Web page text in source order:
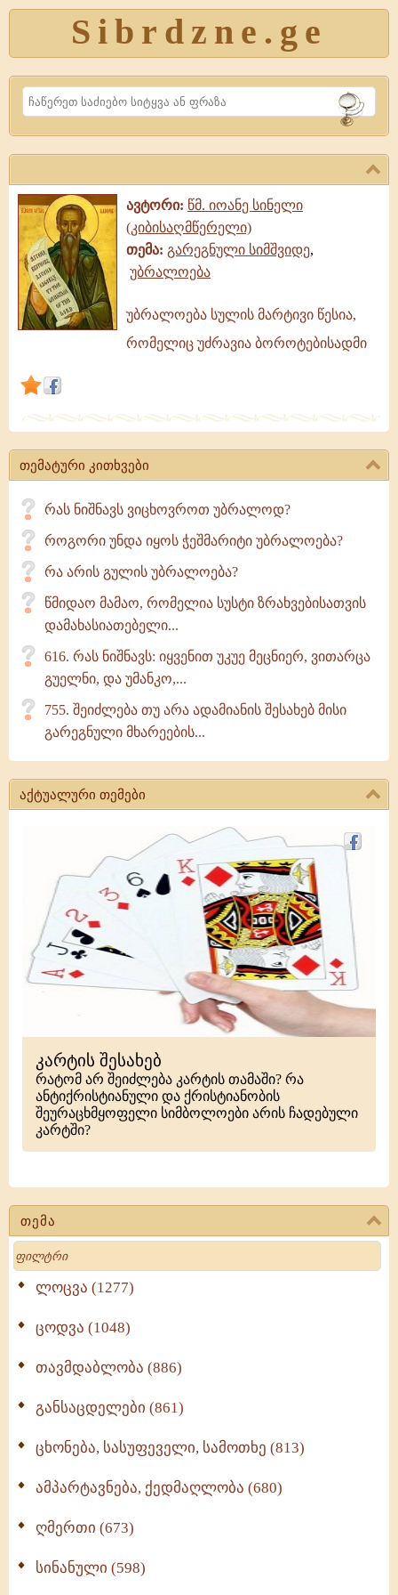
Sibrdzne.ge
Search
თემა
Search
ლოცვა (1277)
ცოდვა (1048)
თავმდაბლობა (886)
განსაცდელები (861)
ცხონება, სასუფეველი, სამოთხე (813)
ამპარტავნება, ქედმაღლობა (680)
ღმერთი (673)
სინანული (598)
ავტორი: წმ. იოანე სინელი
(კიბისაღმწერელი)
თემა: გარეგნული სიმშვიდე,
უბრალოება
უბრალოება
მარტივი
წესია,
რომელიც
ბოროტებისადმი
უბრალოება სულის მარტივი წესია,
რომელიც უძრავია ბოროტებისადმი
თემატური კითხვები
რას ნიშნავს ვიცხოვროთ უბრალოდ?
როგორი უნდა იყოს ჭეშმარიტი უბრალოება?
რა არის გულის უბრალოება?
წმიდაო მამაო, რომელია სუსტი ზრახვებისათვის
დამახასიათებელი...
616. რას ნიშნავს: იყვენით უკუე მეცნიერ, ვითარცა
გუელნი, და უმანკო,...
755. შეიძლება თუ არა ადამიანის შესახებ მისი
გარეგნული მხარეების...
აქტუალური თემები
კარტის შესახებ
რატომ არ შეიძლება კარტის თამაში? რა
ანტიქრისტიანული და ქრისტიანობის
შეურაცხმყოფელი სიმბოლოები არის ჩადებული
კარტში?